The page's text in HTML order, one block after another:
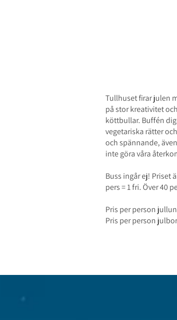
Tullhuset firar julen
på stor kreativitet
köttbullar. Buffén
vegetariska rätter
och spännande,
inte göra våra
Buss ingår ej! Priset
pers = 1 fri. Över 40
Pris per person
Pris per person